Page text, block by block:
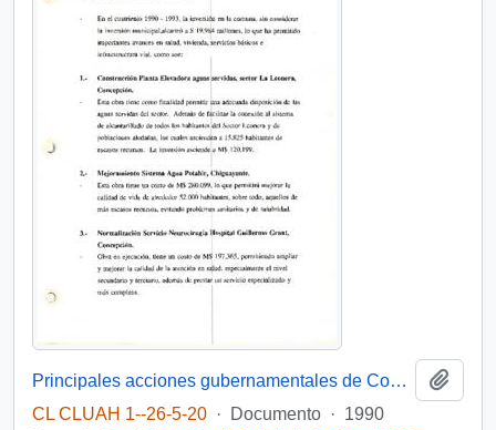
Principales acciones gubernamentales de Concepción entre 1990-1993
CL CLUAH 1--26-5-20 · Documento · 1990